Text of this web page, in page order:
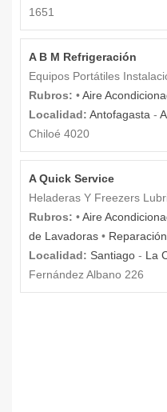
1651
A B M Refrigeración
Equipos Portátiles
Rubros: •Aire
Localidad: Antofagasta -
Chiloé 4020
A Quick Service
Heladeras Y Freezers
Rubros: •Aire
de Lavadoras •
Localidad: Santiago - La
Fernández Albano 226